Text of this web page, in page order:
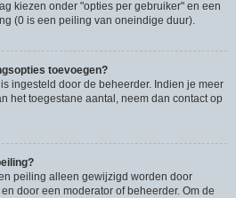
kiezen onder "opties per gebruiker" en een
(0 is een peiling van oneindige duur).
toevoegen?
ingesteld door de beheerder. Indien je meer
het toegestane aantal, neem dan contact op
peiling alleen gewijzigd worden door
door een moderator of beheerder. Om de